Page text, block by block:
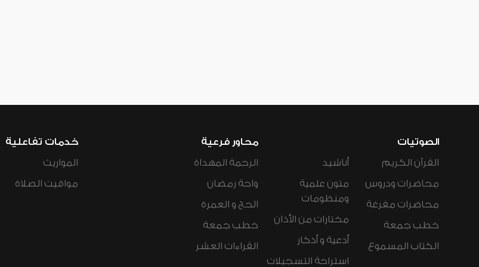
الصوتيات
القرآن الكريم
محاضرات ودروس
محاضرات مفرغة
خطب جمعة
الكتاب المسموع
أناشيد
متون علمية
ومنظومات
مختارات من الأذان
أدعية و أذكار
استراحة التسجيلات
محاور فرعية
الرحمة المهداة
واحة رمضان
الحج و العمرة
خطب جمعة
القراءات العشر
خدمات تفاعلية
المواريث
مواقيت الصلاة